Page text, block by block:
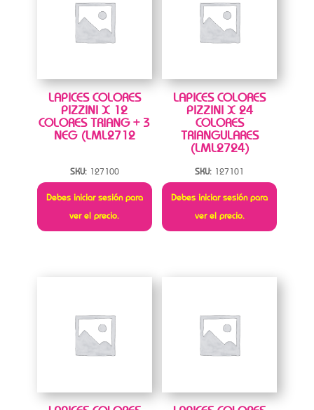
LAPICES COLORES
PIZZINI X 12
COLORES TRIANG + 3
NEG (LML2712
SKU: 127100
Debes iniciar sesión para
ver el precio.
LAPICES COLORES
PIZZINI X 24
COLORES
TRIANGULARES
(LML2724)
SKU: 127101
Debes iniciar sesión para
ver el precio.